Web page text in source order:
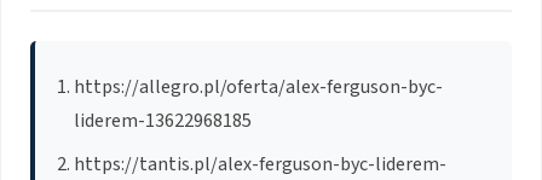
https://allegro.pl/oferta/alex-ferguson-byc-
liderem-13622968185
https://tantis.pl/alex-ferguson-byc-liderem-